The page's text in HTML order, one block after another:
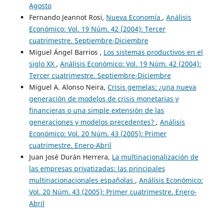
Agosto
Fernando Jeannot Rosi, Nueva Economía , Análisis
Económico: Vol. 19 Núm. 42 (2004): Tercer
cuatrimestre. Septiembre-Diciembre
Miguel Ángel Barrios , Los sistemas productivos en el
siglo XX , Análisis Económico: Vol. 19 Núm. 42 (2004):
Tercer cuatrimestre. Septiembre-Diciembre
Miguel A. Alonso Neira, Crisis gemelas: ¿una nueva
generación de modelos de crisis monetarias y
financieras o una simple extensión de las
generaciones y modelos precedentes? , Análisis
Económico: Vol. 20 Núm. 43 (2005): Primer
cuatrimestre. Enero-Abril
Juan José Durán Herrera, La multinacionalización de
las empresas privatizadas: las principales
multinacionacionales españolas , Análisis Económico:
Vol. 20 Núm. 43 (2005): Primer cuatrimestre. Enero-
Abril